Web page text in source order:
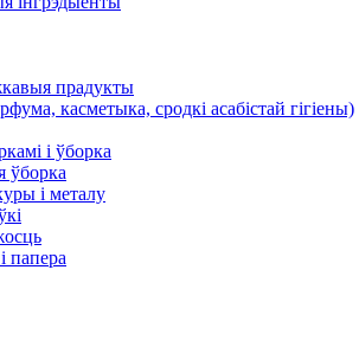
прадукты
касметыка, сродкі асабістай гігіены)
і ўборка
ўборка
і металу
папера